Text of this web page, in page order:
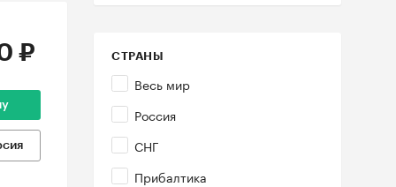
СТРАНЫ
Весь мир
Россия
СНГ
Прибалтика
₽